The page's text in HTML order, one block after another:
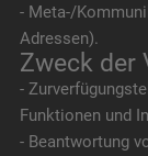
- Meta-/
Adressen).
Zweck der
-
Funktionen und
- Beantwortung